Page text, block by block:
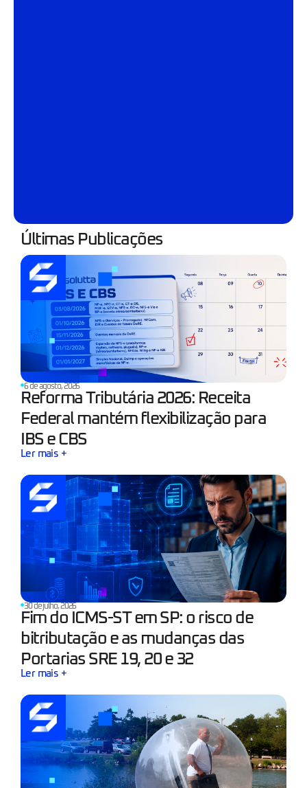
Últimas Publicações
6 de agosto, 2026
Reforma Tributária 2026: Receita
Federal mantém flexibilização para
IBS e CBS
Ler mais +
30 de julho, 2026
Fim do ICMS-ST em SP: o risco de
bitributação e as mudanças das
Portarias SRE 19, 20 e 32
Ler mais +